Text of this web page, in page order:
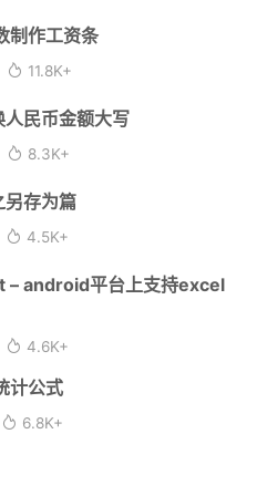
制作工资条
11.8K+
民币金额大写
8.3K+
存为篇
4.5K+
– android平台上支持excel
4.6K+
计公式
6.8K+